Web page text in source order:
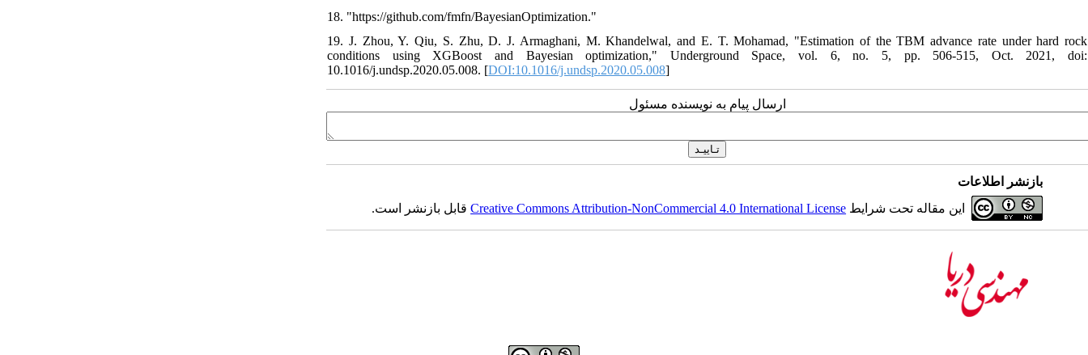
18. "https://github.com/fmfn/BayesianOptimization."
19. J. Zhou, Y. Qiu, S. Zhu, D. J. Armaghani, M. Khandelwal, and E. T. Mohamad, "Estimation of the TBM advance rate under hard rock
conditions using XGBoost and Bayesian optimization," Underground Space, vol. 6, no. 5, pp. 506-515, Oct. 2021, doi:
10.1016/j.undsp.2020.05.008. [DOI:10.1016/j.undsp.2020.05.008]
ارسال پیام به نویسنده مسئول
بازنشر اطلاعات
این مقاله تحت شرایط Creative Commons Attribution-NonCommercial 4.0 International Licenseقابل بازنشر است.